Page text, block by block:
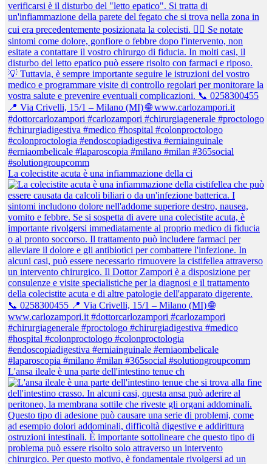
La colecistite acuta è una infiammazione della ci
L'ansa ileale è una parte dell'intestino tenue ch